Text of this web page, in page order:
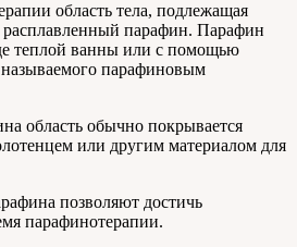
область тела, подлежащая
парафин. Парафин
теплой ванны или с помощью
называемого парафиновым
область обычно покрывается
или другим материалом для
позволяют достичь
парафинотерапии.